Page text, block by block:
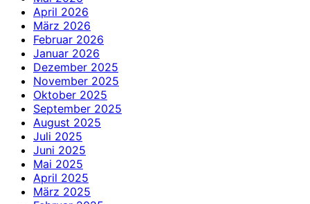
April 2026
März 2026
Februar 2026
Januar 2026
Dezember 2025
November 2025
Oktober 2025
September 2025
August 2025
Juli 2025
Juni 2025
Mai 2025
April 2025
März 2025